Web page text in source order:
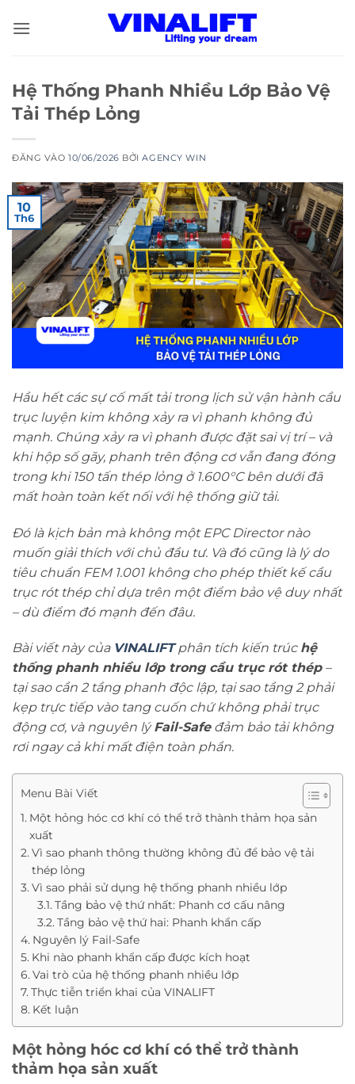
qua
Hệ Thống Phanh Nhiều Lớp Bảo Vệ
Tải Thép Lỏng
ĐĂNG VÀO10/06/2026 BỞIAGENCY WIN
10
Th6
Hầu hết các sự cố mất tải trong lịch sử vận hành cầu
trục luyện kim không xảy ra vì phanh không đủ
mạnh. Chúng xảy ra vì phanh được đặt sai vị trí – và
khi hộp số gãy, phanh trên động cơ vẫn đang đóng
trong khi 150 tấn thép lỏng ở 1.600°C bên dưới đã
mất hoàn toàn kết nối với hệ thống giữ tải.
Đó là kịch bản mà không một EPC Director nào
muốn giải thích với chủ đầu tư. Và đó cũng là lý do
tiêu chuẩn FEM 1.001 không cho phép thiết kế cầu
trục rót thép chỉ dựa trên một điểm bảo vệ duy nhất
– dù điểm đó mạnh đến đâu.
Bài viết này của VINALIFTphân tích kiến trúc hệ
thống phanh nhiều lớp trong cầu trục rót thép–
tại sao cần 2 tầng phanh độc lập, tại sao tầng 2 phải
kẹp trực tiếp vào tang cuốn chứ không phải trục
động cơ, và nguyên lýFail-Safeđảm bảo tải không
rơi ngay cả khi mất điện toàn phần.
Menu Bài Viết
Một hỏng hóc cơ khí có thể trở thành thảm họa sản
xuất
Vì sao phanh thông thường không đủ để bảo vệ tải
thép lỏng
Vì sao phải sử dụng hệ thống phanh nhiều lớp
Tầng bảo vệ thứ nhất: Phanh cơ cấu nâng
Tầng bảo vệ thứ hai: Phanh khẩn cấp
Nguyên lý Fail-Safe
Khi nào phanh khẩn cấp được kích hoạt
Vai trò của hệ thống phanh nhiều lớp
Thực tiễn triển khai của VINALIFT
Kết luận
Một hỏng hóc cơ khí có thể trở thành
thảm họa sản xuất